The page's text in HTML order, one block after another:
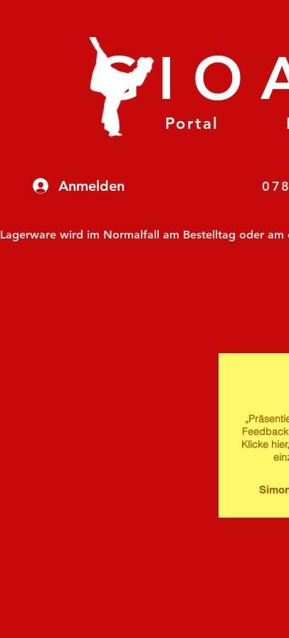
Anmelden
Portal
Lagerware wird im Normalfall am Bestelltag oder
Klicke